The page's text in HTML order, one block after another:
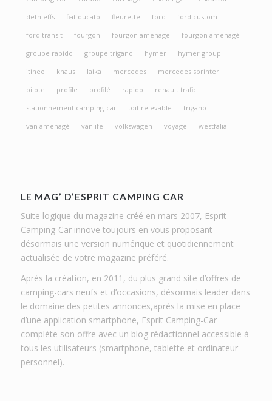
dethleffs
fiat ducato fleurette ford
ford custom
ford transit
fourgon fourgon amenage
fourgon aménagé
groupe rapido
groupe trigano hymer
hymer group
itineo
knaus laika mercedes
mercedes sprinter
pilote
profile profilé rapido
renault trafic
stationnement camping-car
toit relevable
trigano
van aménagé
vanlife volkswagen voyage westfalia
LE MAG’ D’ESPRIT CAMPING CAR
Suite logique du magazine créé en mars 2007, Esprit
Camping-Car innove toujours en vous proposant
désormais une version numérique et quotidiennement
actualisée de votre magazine préféré.
Après la création, en 2011, du plus grand site d’offres de
camping-cars neufs et d’occasions, désormais leader dans
le domaine des petites annonces,après la mise en place
d’une application smartphone, Esprit Camping-Car
complète son offre avec un blog rédactionnel accessible à
tous les utilisateurs (smartphone, tablette et ordinateur
personnel).